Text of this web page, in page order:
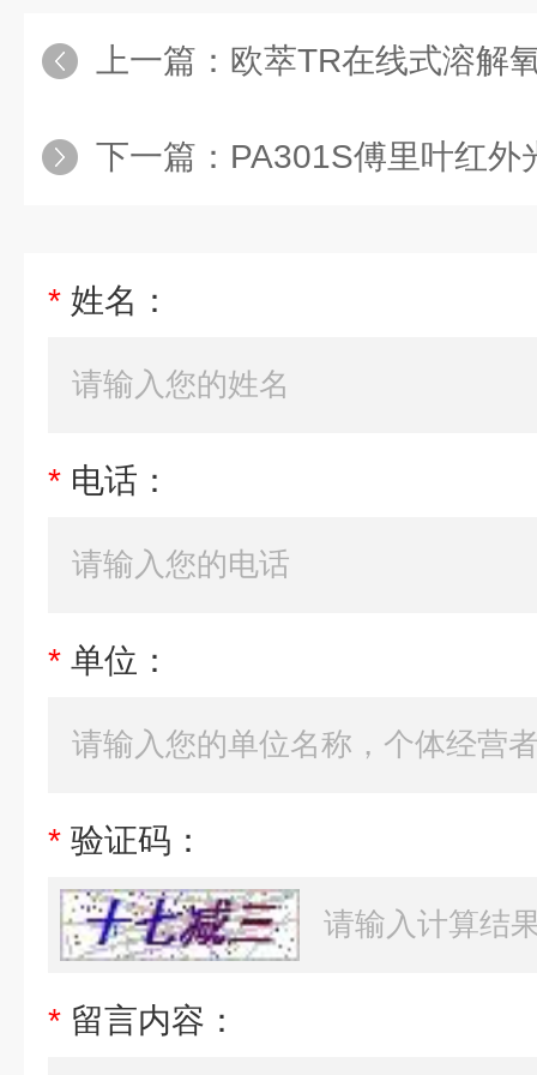
上一篇： 欧萃TR在线式溶解
下一篇： PA301S傅里叶红外
* 姓名：
* 电话：
* 单位：
* 验证码：
* 留言内容：